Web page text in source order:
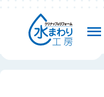
前の画面へ戻る